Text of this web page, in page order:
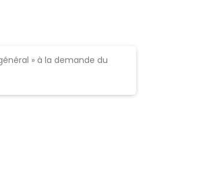
» à la demande du